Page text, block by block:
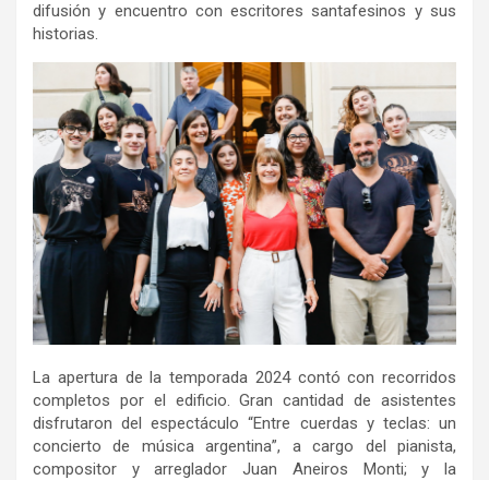
difusión y encuentro con escritores santafesinos y sus
historias.
La apertura de la temporada 2024 contó con recorridos
completos por el edificio. Gran cantidad de asistentes
disfrutaron del espectáculo “Entre cuerdas y teclas: un
concierto de música argentina”, a cargo del pianista,
compositor y arreglador Juan Aneiros Monti; y la